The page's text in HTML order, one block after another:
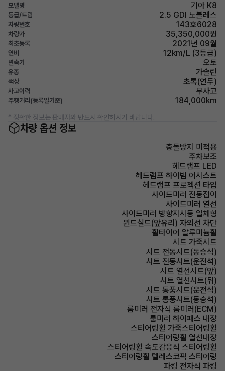
모델명 기아 K8
등급/트림 2.5 GDI 노블레스
차량번호 143호6028
차량가 35,350,000원
최초등록 2021년 09월
연비 12km/L (3등급)
변속기 오토
유종 가솔린
색상 초록(연두)
사고이력 무사고
주행거리(등록일기준) 184,000km
* 정확한 정보는 판매자와 반드시 확인하시기 바랍니다.
차량 옵션 정보
충돌방지 미적용
주차보조
헤드램프 LED
헤드램프 하이빔 어시스트
헤드램프 프로젝션 타입
사이드미러 전동접이
사이드미러 열선
사이드미러 방향지시등 일체형
윈드실드(앞유리) 자외선 차단
휠타이어 알루미늄휠
시트 가죽시트
시트 전동시트(동승석)
시트 전동시트(운전석)
시트 열선시트(앞)
시트 열선시트(뒤)
시트 통풍시트(운전석)
시트 통풍시트(동승석)
룸미러 전자식 룸미러(ECM)
룸미러 하이패스 내장
스티어링휠 가죽스티어링휠
스티어링휠 열선내장
스티어링휠 속도감응식 스티어링휠
스티어링휠 텔레스코픽 스티어링
파킹 전자식 파킹